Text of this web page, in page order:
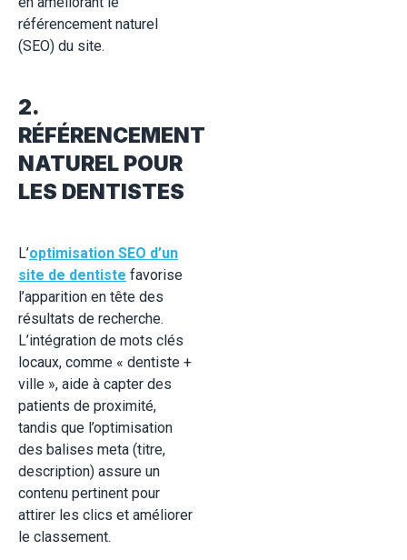
référencement naturel
(SEO) du site.
2.
RÉFÉRENCEMENT
NATUREL POUR
LES DENTISTES
L’optimisation SEO d’un
site de dentiste favorise
l’apparition en tête des
résultats de recherche.
L’intégration de mots clés
locaux, comme « dentiste +
ville », aide à capter des
patients de proximité,
tandis que l’optimisation
des balises meta (titre,
description) assure un
contenu pertinent pour
attirer les clics et améliorer
le classement.